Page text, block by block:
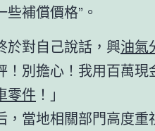
補償價格”。
於對自己說話，興油氣
！別擔心！我用百萬現
零件 ！」
當地相關部門高度重